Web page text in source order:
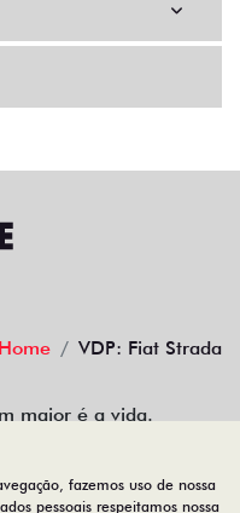
Home VDP: Fiat Strada
maior é a vida.
fazemos uso de nossa
pessoais respeitamos nossa